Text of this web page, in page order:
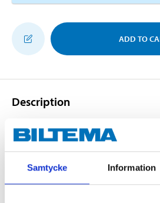
Samtycke Information
ADD TO
Description
Made of chrome-plated brass.